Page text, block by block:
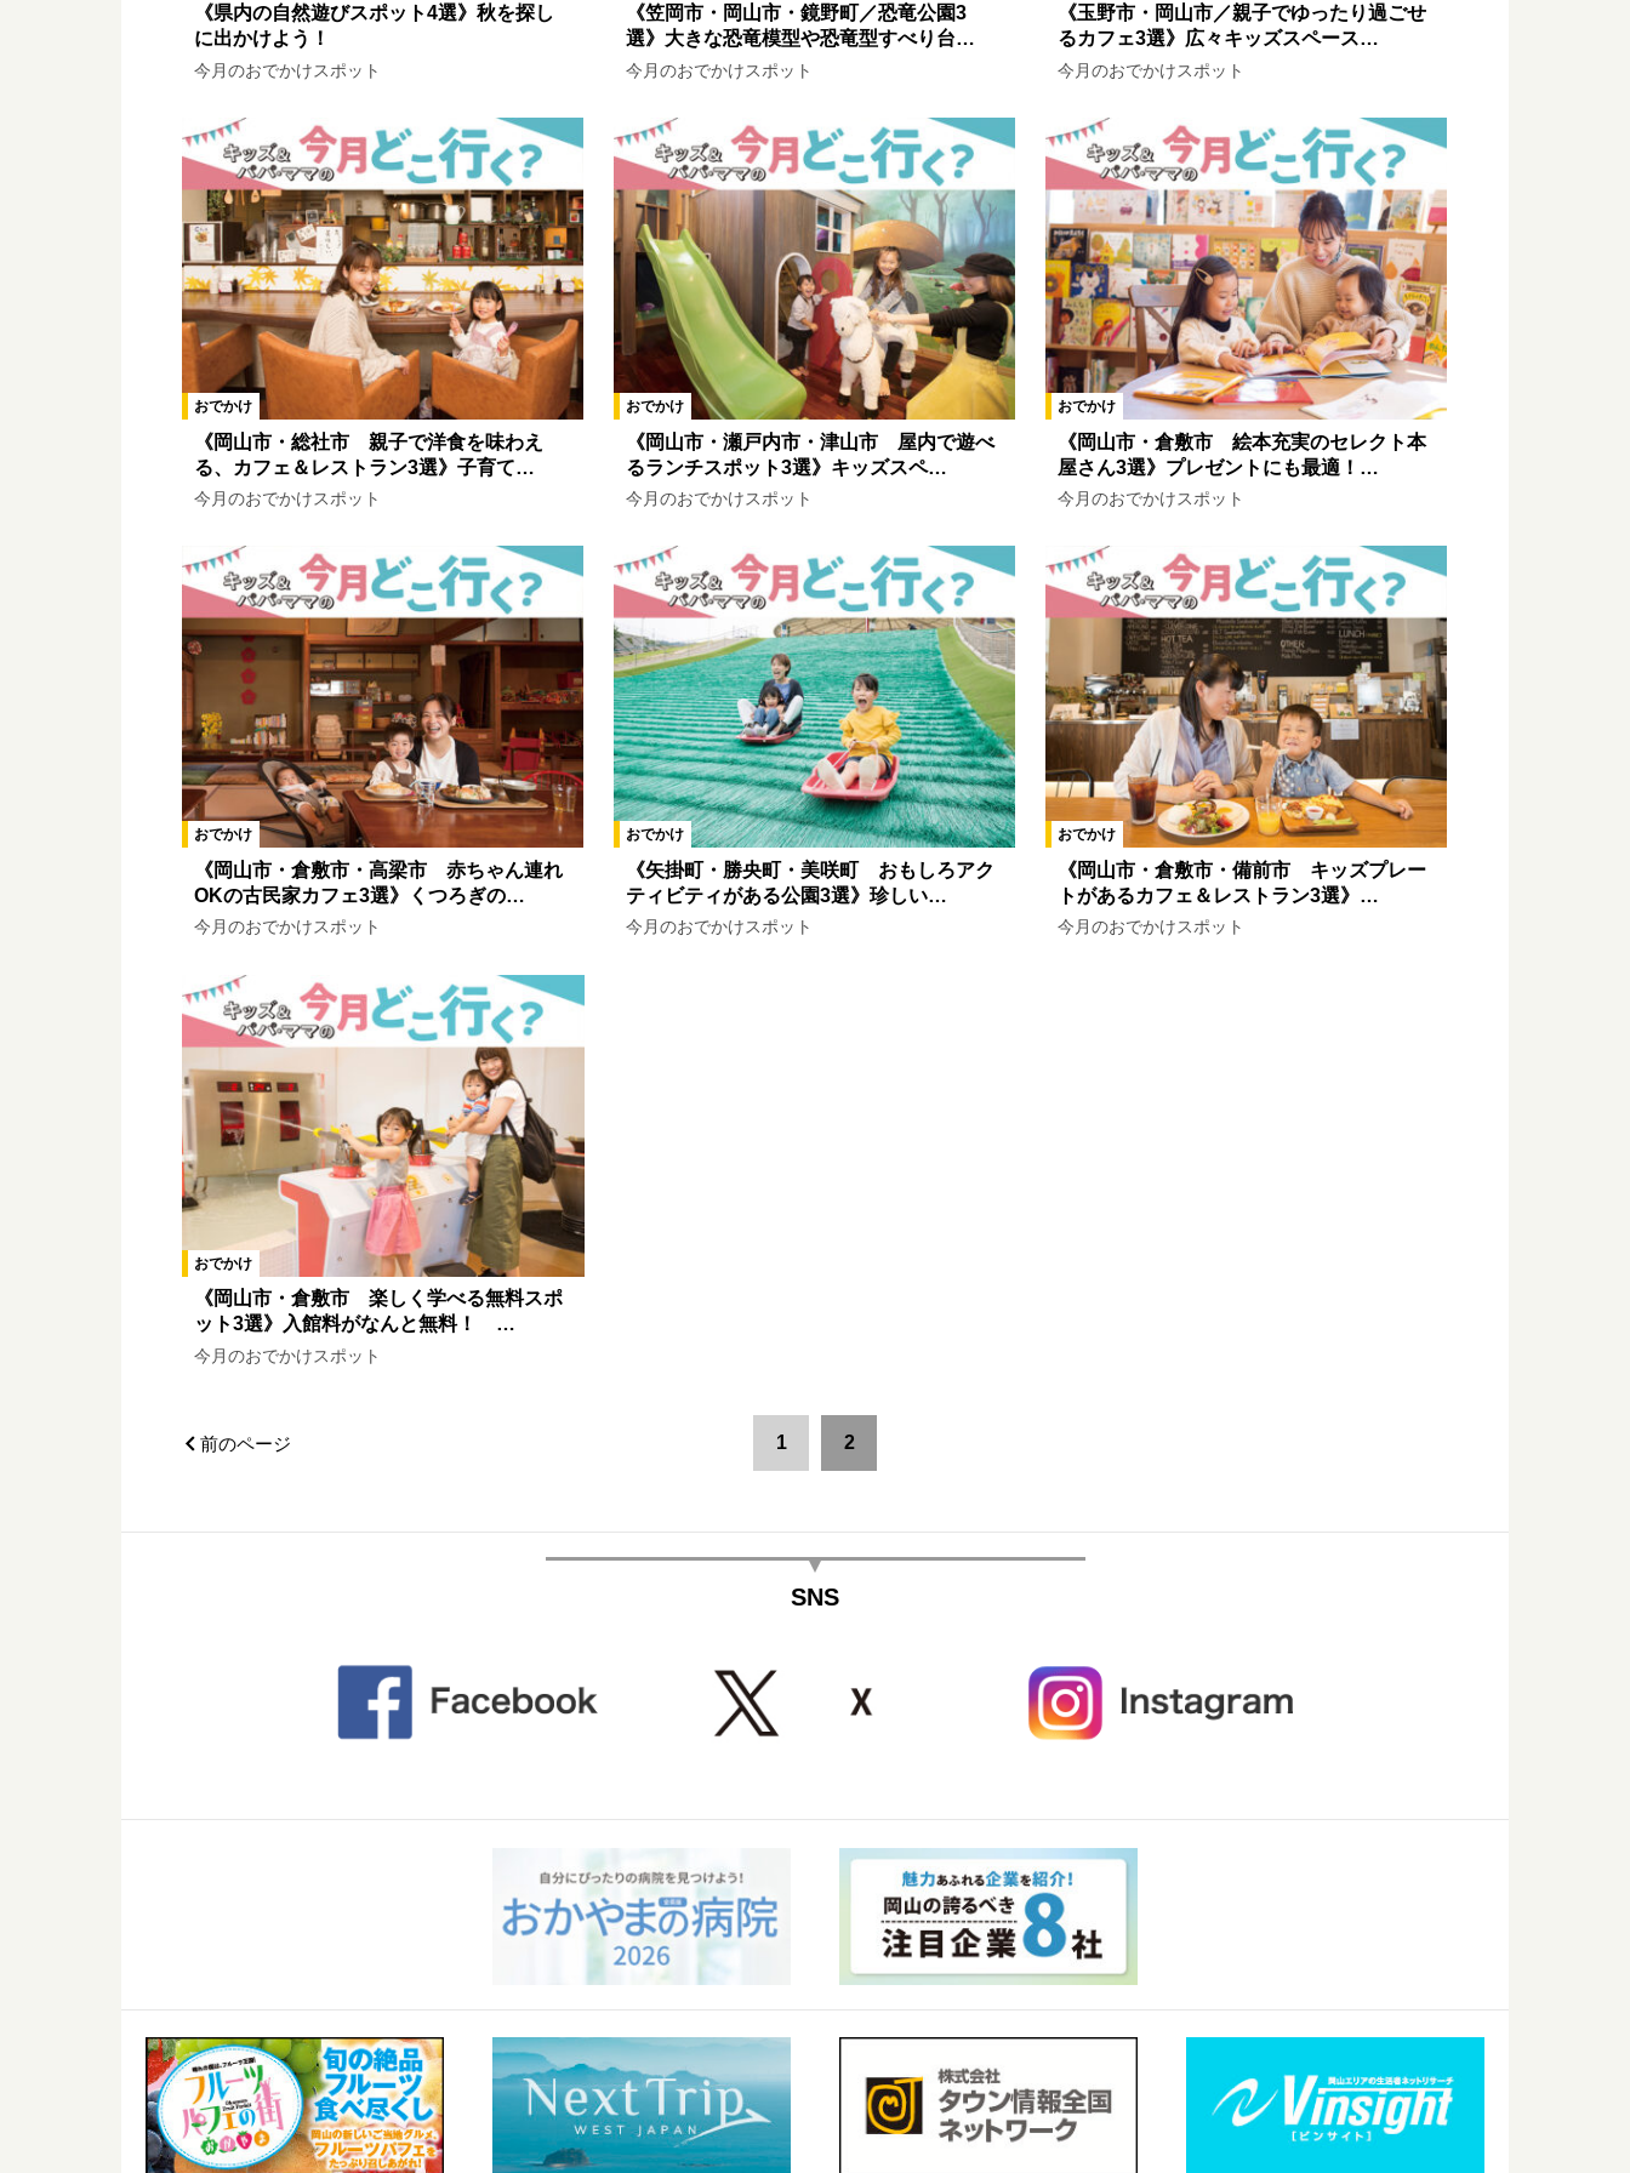
《県内の自然遊びスポット4選》秋を探し
に出かけよう！
今月のおでかけスポット
《笠岡市・岡山市・鏡野町／恐竜公園3
選》大きな恐竜模型や恐竜型すべり台…
今月のおでかけスポット
《玉野市・岡山市／親子でゆったり過ごせ
るカフェ3選》広々キッズスペース…
今月のおでかけスポット
おでかけ
《岡山市・総社市 親子で洋食を味わえ
る、カフェ＆レストラン3選》子育て…
今月のおでかけスポット
おでかけ
《岡山市・瀬戸内市・津山市 屋内で遊べ
るランチスポット3選》キッズスペ…
今月のおでかけスポット
おでかけ
《岡山市・倉敷市 絵本充実のセレクト本
屋さん3選》プレゼントにも最適！…
今月のおでかけスポット
おでかけ
《岡山市・倉敷市・高梁市 赤ちゃん連れ
OKの古民家カフェ3選》くつろぎの…
今月のおでかけスポット
おでかけ
《矢掛町・勝央町・美咲町 おもしろアク
ティビティがある公園3選》珍しい…
今月のおでかけスポット
おでかけ
《岡山市・倉敷市・備前市 キッズプレー
トがあるカフェ＆レストラン3選》…
今月のおでかけスポット
おでかけ
《岡山市・倉敷市 楽しく学べる無料スポ
ット3選》入館料がなんと無料！ …
今月のおでかけスポット
前のページ 1 2
SNS